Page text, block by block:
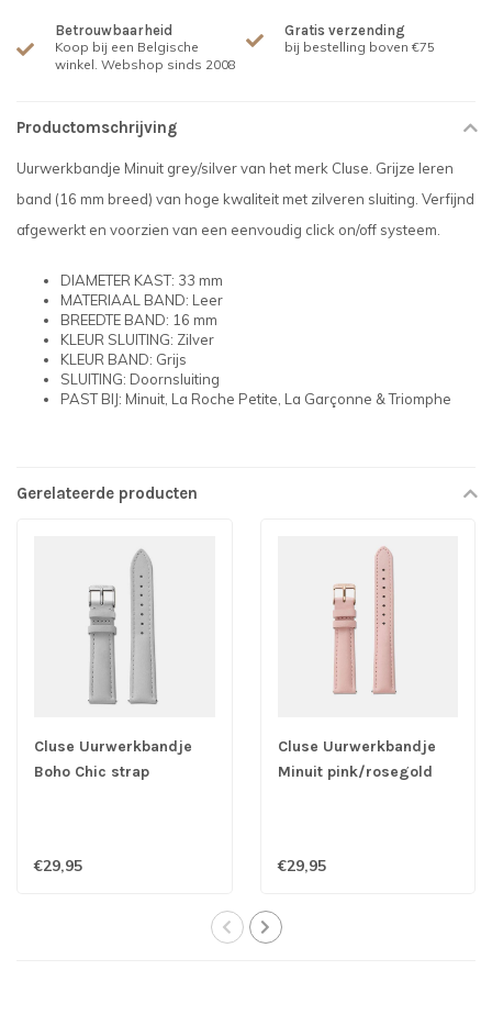
Betrouwbaarheid
Koop bij een Belgische
winkel. Webshop sinds 2008
Gratis verzending
bij bestelling boven €75
Productomschrijving
Uurwerkbandje Minuit grey/silver van het merk Cluse. Grijze leren
band (16 mm breed) van hoge kwaliteit met zilveren sluiting. Verfijnd
afgewerkt en voorzien van een eenvoudig click on/off systeem.
DIAMETER KAST: 33 mm
MATERIAAL BAND: Leer
BREEDTE BAND: 16 mm
KLEUR SLUITING: Zilver
KLEUR BAND: Grijs
SLUITING: Doornsluiting
PAST BIJ: Minuit, La Roche Petite, La Garçonne & Triomphe
Gerelateerde producten
Cluse Uurwerkbandje
Boho Chic strap
€29,95
Cluse Uurwerkbandje
Minuit pink/rosegold
€29,95